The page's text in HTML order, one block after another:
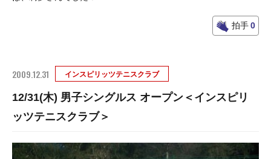
拍手0
2009.12.31 インスピリッツテニスクラブ
12/31(木) 男子シングルス オープン＜インスピリ
ッツテニスクラブ＞